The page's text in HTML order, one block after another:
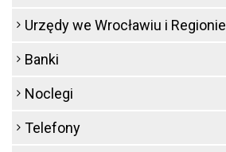
Urzędy we Wrocławiu i Regionie
Banki
Noclegi
Telefony